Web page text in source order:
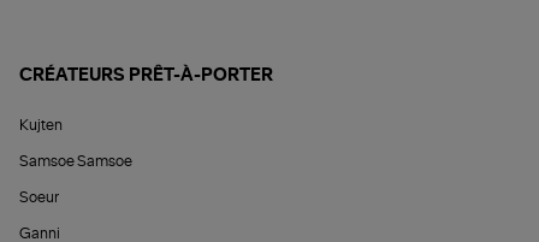
CRÉATEURS PRÊT-À-PORTER
Kujten
Samsoe Samsoe
Soeur
Ganni